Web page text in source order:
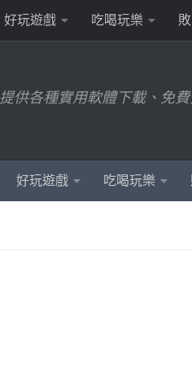
好玩遊戲 吃喝玩樂
提供各種實用軟體下載、免
好玩遊戲 吃喝玩樂